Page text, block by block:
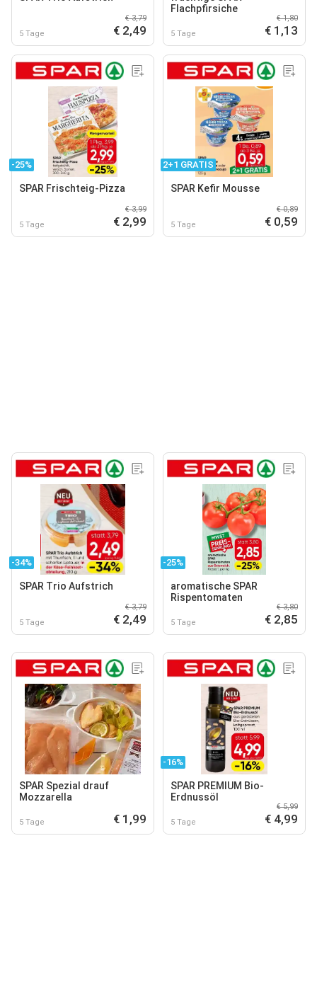
5 Tage
€ 3,79
€ 2,49
Flachpfirsiche
5 Tage
€ 1,80
€ 1,13
-25%
SPAR Frischteig-Pizza
5 Tage
€ 3,99
€ 2,99
2+1 GRATIS
SPAR Kefir Mousse
5 Tage
€ 0,89
€ 0,59
-34%
SPAR Trio Aufstrich
5 Tage
€ 3,79
€ 2,49
-25%
aromatische SPAR
Rispentomaten
5 Tage
€ 3,80
€ 2,85
SPAR Spezial drauf
Mozzarella
5 Tage € 1,99
-16%
SPAR PREMIUM Bio-
Erdnussöl
5 Tage
€ 5,99
€ 4,99